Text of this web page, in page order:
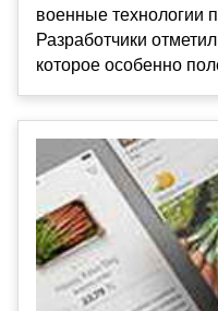
военные технологии
Разработчики
которое особенно